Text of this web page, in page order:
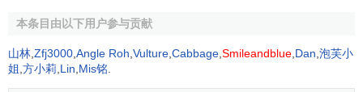
Australia）是澳大利亚由会计师自愿组成的两个行业自律性
亚政府对注册会计师行业的管理主要是特种执业资格的管
本条目由以下用户参与贡献
山林 Zfj3000 Angle Roh Vulture Cabbage Smileandblue Dan 泡芙小
姐 方小莉 Lin Mis铭